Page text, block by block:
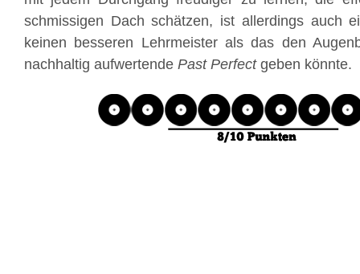
schmissigen Dach schätzen, ist allerdings auch
keinen besseren Lehrmeister als das den
nachhaltig aufwertende Past Perfectgeben könnte.